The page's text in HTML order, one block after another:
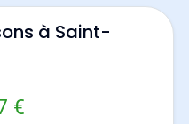
à Saint-
€